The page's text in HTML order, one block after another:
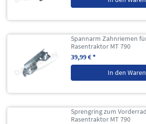
Spannarm Zahnriemen
Rasentraktor MT 790
39,99 € *
In den
Sprengring zum
Rasentraktor MT 790